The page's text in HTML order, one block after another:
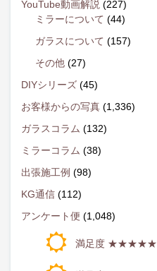
YouTube動画解説 (227)
ミラーについて (44)
ガラスについて (157)
その他 (27)
DIYシリーズ (45)
お客様からの写真 (1,336)
ガラスコラム (132)
ミラーコラム (38)
出張施工例 (98)
KG通信 (112)
アンケート便 (1,048)
満足度 ★★★★★